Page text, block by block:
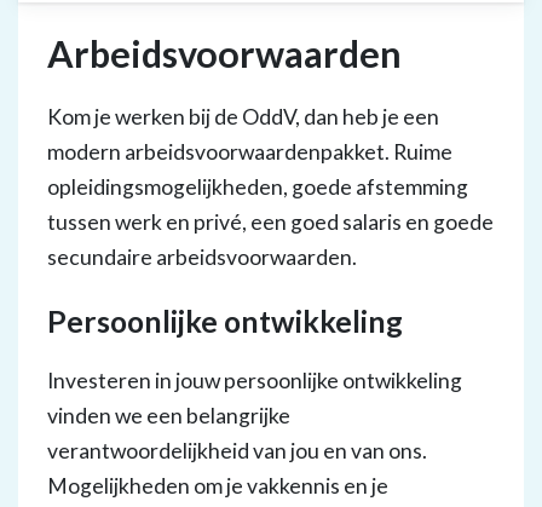
Arbeidsvoorwaarden
Kom je werken bij de OddV, dan heb je een
modern arbeidsvoorwaardenpakket. Ruime
opleidingsmogelijkheden, goede afstemming
tussen werk en privé, een goed salaris en goede
secundaire arbeidsvoorwaarden.
Persoonlijke ontwikkeling
Investeren in jouw persoonlijke ontwikkeling
vinden we een belangrijke
verantwoordelijkheid van jou en van ons.
Mogelijkheden om je vakkennis en je